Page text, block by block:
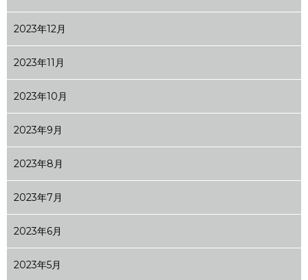
2023年12月
2023年11月
2023年10月
2023年9月
2023年8月
2023年7月
2023年6月
2023年5月